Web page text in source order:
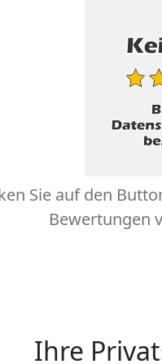
Sie auf den
Bewertungen
Ihre